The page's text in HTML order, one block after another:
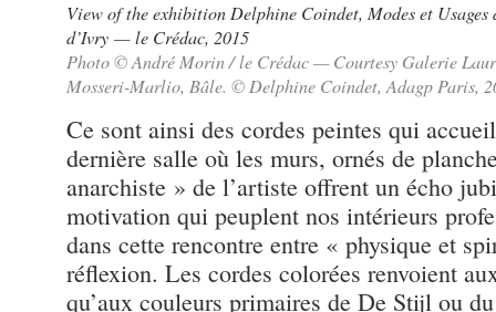
View of the exhibition Delphine Coindet, Modes et
d’Ivry — le Crédac, 2015
Photo © André Morin / le Crédac — Courtesy Galerie
Mosseri-Marlio, Bâle. © Delphine Coindet, Adagp Paris,
Ce sont ainsi des cordes peintes qui
dernière salle où les murs, ornés de
anarchiste » de l’artiste offrent un écho
motivation qui peuplent nos intérieurs
dans cette rencontre entre « physique et
réflexion. Les cordes colorées renvoient
qu’aux couleurs primaires de De Stijl ou